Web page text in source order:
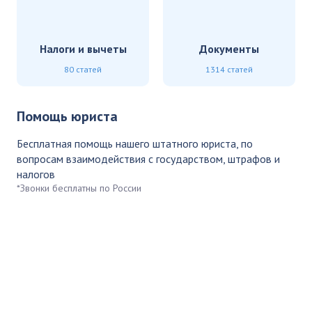
Налоги и вычеты
80 статей
Документы
1314 статей
Помощь юриста
Бесплатная помощь нашего штатного юриста, по
вопросам взаимодействия с государством, штрафов и
налогов
*Звонки бесплатны по России